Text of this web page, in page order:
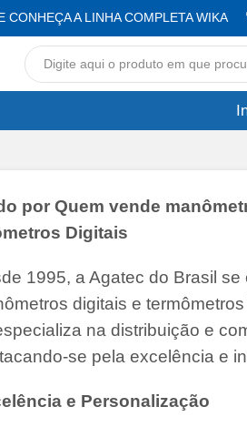
CONHEÇA A LINHA COMPLETA WIKA
por Quem vende
Digitais
1995, a Agatec do Brasil
digitais e
na distribuição e
se pela excelência e
e Personalização